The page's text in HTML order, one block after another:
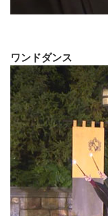
ワンドダンス